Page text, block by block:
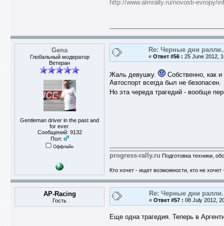
http://www.almrally.ru/novosti-evropy/
Gena
Глобальный модератор
Ветеран
Gentleman driver in the past and
for ever.
Сообщений: 9132
Пол:
Оффлайн
Re: Черные дни
« Ответ #56 : 25 June 2012,
Жаль девушку.
Собственно, как
Автоспорт всегда был не безопасен.
Но эта череда трагедий - вообще
progress-rally.ru Подготовка техники,
Кто хочет - ищет возможности, кто не
AP-Racing
Гость
Re: Черные дни
« Ответ #57 : 08 July 2012,
Еще одна трагедия. Теперь в